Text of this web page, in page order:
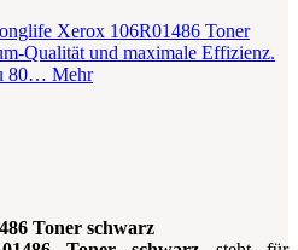
Xerox 106R01486 Toner
Qualität und maximale Effizienz.
80… Mehr
Toner schwarz